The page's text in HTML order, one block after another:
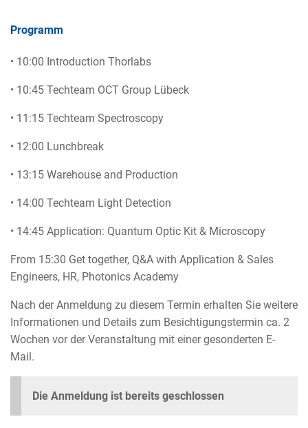
Programm
• 10:00 Introduction Thorlabs
• 10:45 Techteam OCT Group Lübeck
• 11:15 Techteam Spectroscopy
• 12:00 Lunchbreak
• 13:15 Warehouse and Production
• 14:00 Techteam Light Detection
• 14:45 Application: Quantum Optic Kit & Microscopy
From 15:30 Get together, Q&A with Application & Sales
Engineers, HR, Photonics Academy
Nach der Anmeldung zu diesem Termin erhalten Sie weitere
Informationen und Details zum Besichtigungstermin ca. 2
Wochen vor der Veranstaltung mit einer gesonderten E-
Mail.
Die Anmeldung ist bereits geschlossen